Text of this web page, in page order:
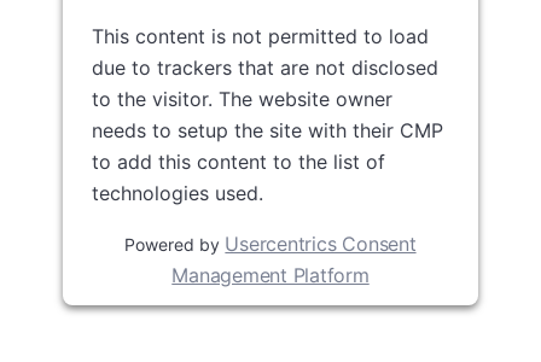
This content is not permitted to load
due to trackers that are not disclosed
to the visitor. The website owner
needs to setup the site with their CMP
to add this content to the list of
technologies used.
Powered by Usercentrics Consent
Management Platform